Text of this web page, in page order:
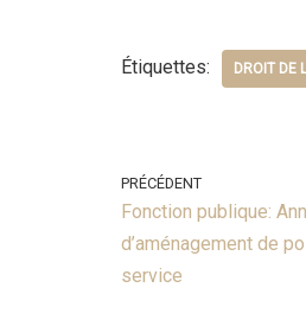
Étiquettes: DROIT DE
PRÉCÉDENT
Fonction publique:
d’aménagement de
service